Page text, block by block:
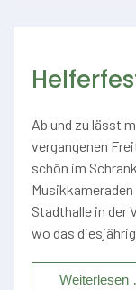
Ab und zu lässt
vergangenen
schön im
Stadthalle in der
wo das
Weiterlesen